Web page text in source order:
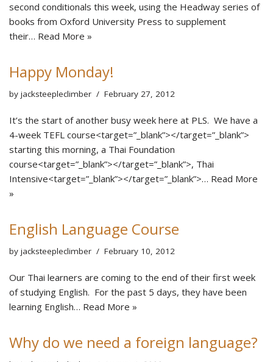
second conditionals this week, using the Headway series of
books from Oxford University Press to supplement
their… Read More »
Happy Monday!
by jacksteepleclimber February 27, 2012
It’s the start of another busy week here at PLS. We have a
4-week TEFL course<target=”_blank”></target=”_blank”>
starting this morning, a Thai Foundation
course<target=”_blank”></target=”_blank”>, Thai
Intensive<target=”_blank”></target=”_blank”>… Read More
»
English Language Course
by jacksteepleclimber February 10, 2012
Our Thai learners are coming to the end of their first week
of studying English. For the past 5 days, they have been
learning English… Read More »
Why do we need a foreign language?